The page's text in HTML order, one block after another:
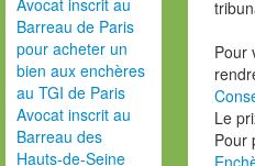
Avocat inscrit au
Barreau de Paris
pour acheter un
bien aux enchères
au TGI de Paris
Avocat inscrit au
Barreau des
Hauts-de-Seine
Pour
Le
Pour